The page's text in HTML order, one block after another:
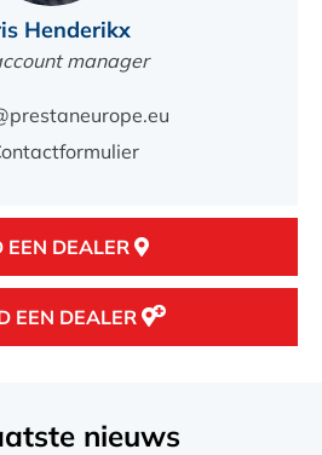
EEN DEALER
Henderikx
manager
EEN DEALER
EEN DEALER
nieuws